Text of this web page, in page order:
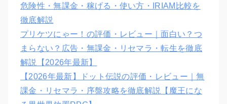
危険性・無課金・稼げる・使い方・IRIAM比較を
徹底解説
プリケツにゃー！の評価・レビュー｜面白い？つ
まらない？広告・無課金・リセマラ・転生を徹底
解説【2026年最新】
【2026年最新】ドット伝説の評価・レビュー｜無
課金・リセマラ・序盤攻略を徹底解説【魔王にな